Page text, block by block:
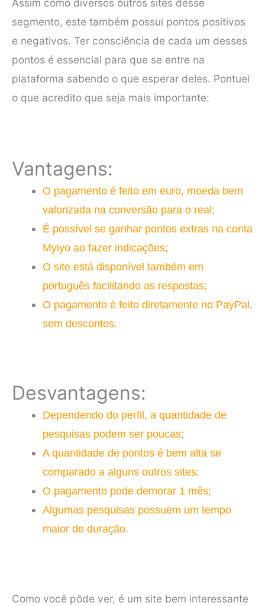
Assim como diversos outros sites desse
segmento, este também possui pontos positivos
e negativos. Ter consciência de cada um desses
pontos é essencial para que se entre na
plataforma sabendo o que esperar deles. Pontuei
o que acredito que seja mais importante:
Vantagens:
O pagamento é feito em euro, moeda bem
valorizada na conversão para o real;
É possível se ganhar pontos extras na conta
Myiyo ao fazer indicações;
O site está disponível também em
português facilitando as respostas;
O pagamento é feito diretamente no PayPal,
sem descontos.
Desvantagens:
Dependendo do perfil, a quantidade de
pesquisas podem ser poucas;
A quantidade de pontos é bem alta se
comparado a alguns outros sites;
O pagamento pode demorar 1 mês;
Algumas pesquisas possuem um tempo
maior de duração.
Como você pôde ver, é um site bem interessante